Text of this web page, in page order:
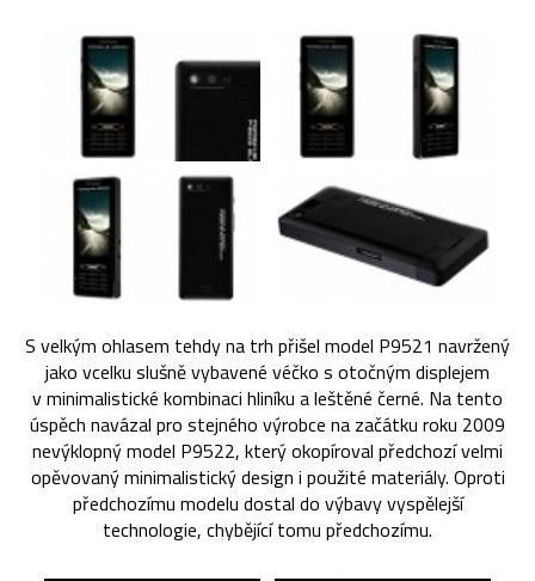
S velkým ohlasem tehdy na trh přišel model P9521 navržený
jako vcelku slušně vybavené véčko s otočným displejem
v minimalistické kombinaci hliníku a leštěné černé. Na tento
úspěch navázal pro stejného výrobce na začátku roku 2009
nevýklopný model P9522, který okopíroval předchozí velmi
opěvovaný minimalistický design i použité materiály. Oproti
předchozímu modelu dostal do výbavy vyspělejší
technologie, chybějící tomu předchozímu.